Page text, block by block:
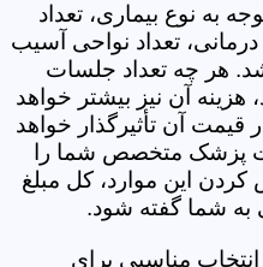
به نوع بیماری، تعداد
تعداد نواحی آسیب
هر چه تعداد جلسات
هزینه آن نیز بیشتر خواهد
آن تأثیرگذار خواهد
است پزشک متخصص شما را
این موارد، کل مبلغ
شما گفته شود.
انتخاب مناسبی برای